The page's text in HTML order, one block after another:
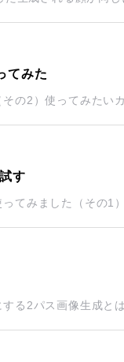
てみた
その2）使ってみた
す
てみました（その
る2パス画像生成